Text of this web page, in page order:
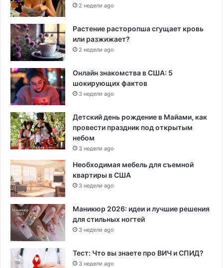
2 недели ago
Растение расторопша сгущает кровь
или разжижает?
2 недели ago
Онлайн знакомства в США: 5
шокирующих фактов
3 недели ago
Детский день рождение в Майами, как
провести праздник под открытым
небом
3 недели ago
Необходимая мебель для съемной
квартиры в США
3 недели ago
Маникюр 2026: идеи и лучшие решения
для стильных ногтей
3 недели ago
Тест: Что вы знаете про ВИЧ и СПИД?
3 недели ago